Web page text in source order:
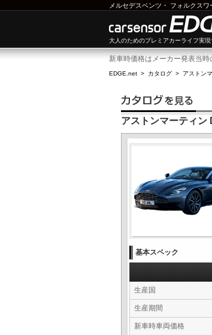
メルセデスベンツ ・ フォルクスワ
大人のためのプレミアカーライフ実
新車時価格はメーカー発表当時
EDGE.net > カタログ > アストン
アストンマーティン
基本スペック
生産国
生産期間
新車時車両価格